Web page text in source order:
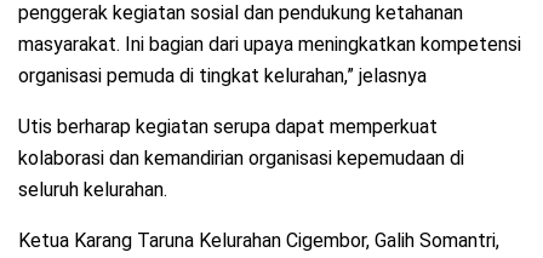
penggerak kegiatan sosial dan pendukung ketahanan
masyarakat. Ini bagian dari upaya meningkatkan kompetensi
organisasi pemuda di tingkat kelurahan,” jelasnya
Utis berharap kegiatan serupa dapat memperkuat
kolaborasi dan kemandirian organisasi kepemudaan di
seluruh kelurahan.
Ketua Karang Taruna Kelurahan Cigembor, Galih Somantri,